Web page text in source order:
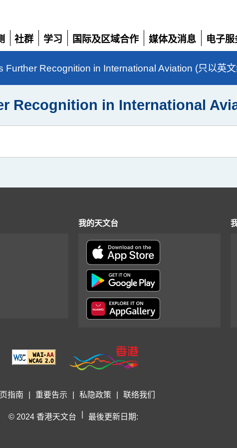
社群
展
开
学习
展
开
国际及区域合作
展
开
媒体及消息
展
开
电子服
展
开
Further Recognition in International Aviation (只以英
Recognition in International
我的天文台
指南 重要告示 私隐政策 联络我们
© 2024 香港天文台 最後更新日期: